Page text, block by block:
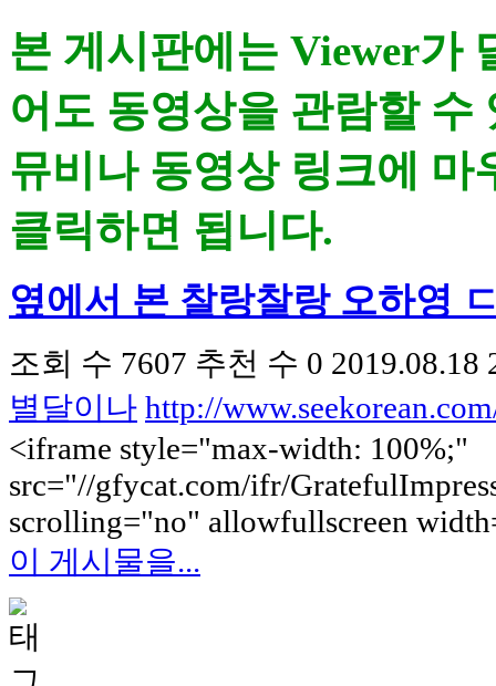
본 게시판에는 Viewer가
어도 동영상을 관람할 수
뮤비나 동영상 링크에 마
클릭하면 됩니다.
옆에서 본 찰랑찰랑 오하영
조회 수 7607 추천 수 0 2019.08.18
별달이나 http://
<iframe style="max-width: 100%;"
src="//gfycat.com/ifr/
scrolling="no" allowfullscreen
이 게시물을...